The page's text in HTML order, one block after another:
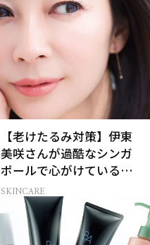
【老けたるみ対策】伊東
美咲さんが過酷なシンガ
ポールで心がけているこ
と
SKINCARE